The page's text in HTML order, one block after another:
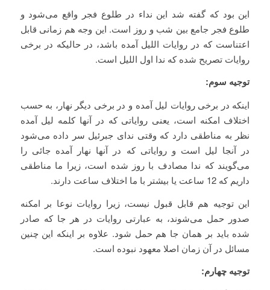
این بود که گفته شد این نداء در طلوع فجر واقع می‌شود و
طلوع فجر جامع بین شب و روز است. این وجه هم زمانی قابل
اعتناست که در روایات اللیل آمده باشد، در حالیکه در برخی
روایات تصریح شده که ندا اول اللیل است.
توجیه سوم:
اینکه در برخی روایات لیل آمده و در برخی دیگر نهار، به حسب
اختلاف امکنه است، یعنی روایاتی که در آنها کلمه لیل آمده
نظر به مناطقی دارد که وقتی ندای جبرئیل سر داده می‌شود
در آنجا لیل است و روایاتی که در آنها نهار آمده جائی را
می‌گویند که ندا مصادف با روز شده است، زیرا ما مناطقی
داریم که 12 ساعت یا بیشتر با ما اختلاف ساعت دارند.
این توجیه هم قابل قبول نیست، زیرا روایات نوعا بر امکنه
صدور حمل می‌شوند، به عبارتی روایات در هر جا که صادر
شده باید بر همان جا هم حمل شود. علاوه بر اینکه این چنین
مسائل در آن زمان اصلا معهود نبوده است.
توجیه چهارم: